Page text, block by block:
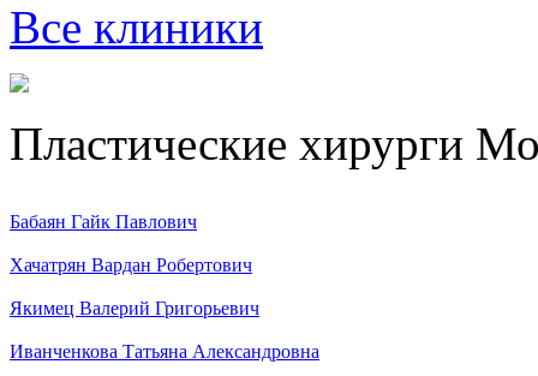
Все клиники
Пластические хирурги
Бабаян Гайк Павлович
Хачатрян Вардан Робертович
Якимец Валерий Григорьевич
Иванченкова Татьяна Александровна